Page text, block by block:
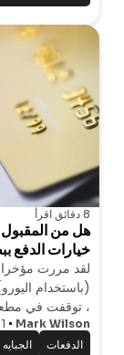
8 دقائق اقرأ
خيارات الدفع
لقد مررت مؤخرا
، توقفت في
الائتمان. شكرا
ذكرت زوجتي
Mark Wilson
11
الدفعات
الجبايه